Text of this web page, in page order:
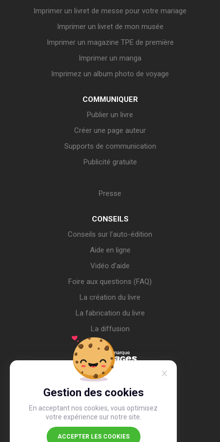
Gestion des cookies
En acceptant nos cookies, vous optimisez
votre expérience sur notre site.
ACCEPTER LES COOKIES
Imprimer un livret de messe pour votre mariage
Imprimer un livret de mon musée
Imprimer un magazine TPE de première
Imprimer un manga
Imprimez un album photo de voyage
COMMUNIQUER
Publier un livre
Créer une page auteur
Supports de communication
Publicité gratuite
Presse
CONSEILS
Conseils sur l’auto-édition
Aide en ligne
Vidéo d’aide
Foire aux questions (FAQ)
La création du livre
La fabrication du livre
La diffusion